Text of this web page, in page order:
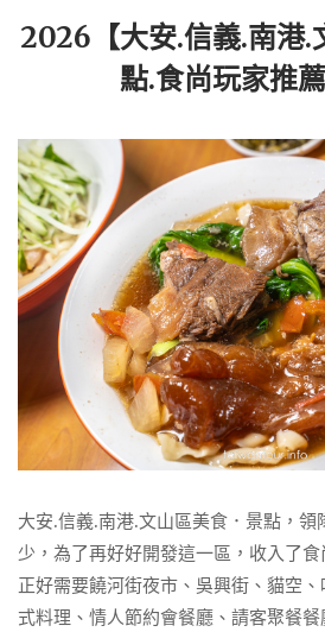
2026【大安.信義.南港.
點.食尚玩家推
大安.信義.南港.文山區美食．景點，
少，為了再好好開發這一區，收入了
正好需要饒河街夜市、吳興街、貓空
式料理、情人節約會餐廳、請客聚餐